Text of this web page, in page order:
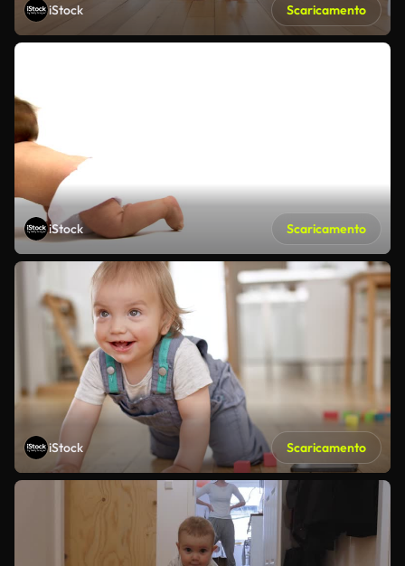
iStock Scaricamento
iStock Scaricamento
iStock Scaricamento